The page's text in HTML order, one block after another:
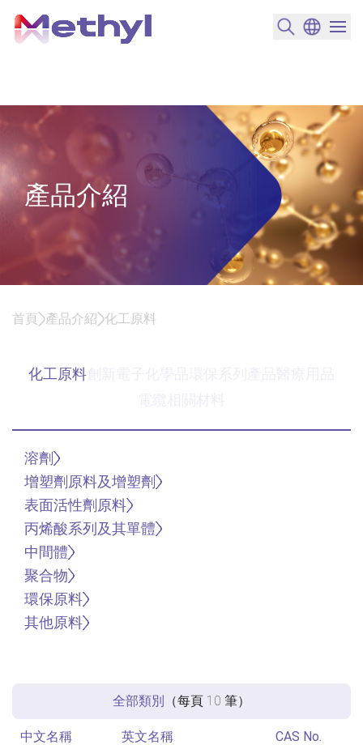
搜尋產品
變更語言
選單
產品介紹
首頁 產品介紹 化工原料
化工原料
溶劑
增塑劑原料及增塑劑
表面活性劑原料
丙烯酸系列及其單體
中間體
聚合物
環保原料
其他原料
全部類別 （每頁 10 筆）
中文名稱 英文名稱 CAS No.